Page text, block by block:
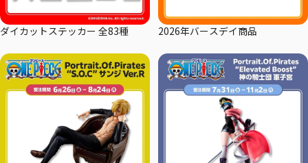
ダイカットステッカー 全83種 2026年バースデイ商品